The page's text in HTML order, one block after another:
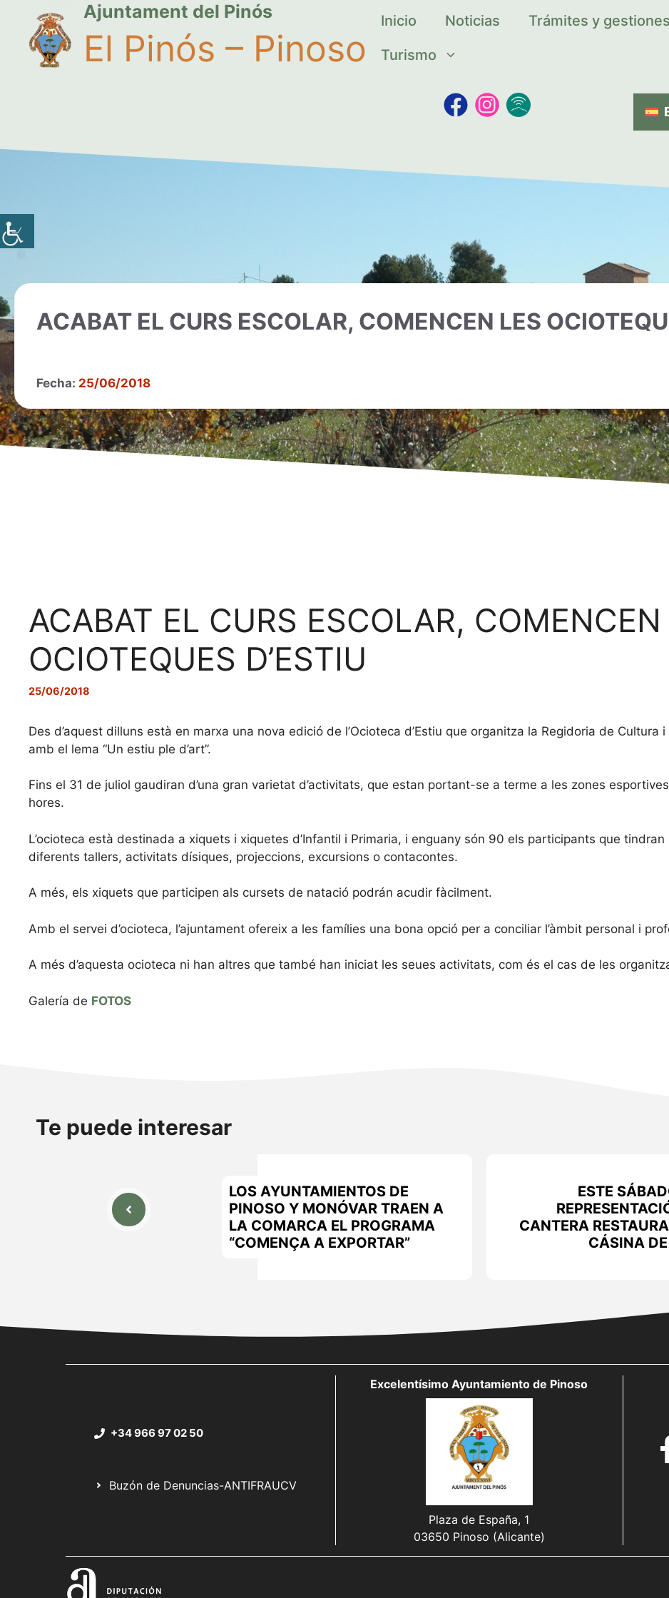
Ajuntament del Pinós
El Pinós – Pinoso
Inicio Noticias Trámites y gestiones
Turismo
ACABAT EL CURS ESCOLAR, COMENCEN LES
Fecha: 25/06/2018
ACABAT EL CURS ESCOLAR, COMENCEN
OCIOTEQUES D’ESTIU
25/06/2018
Des d’aquest dilluns està en marxa una nova edició de l’Ocioteca d’Estiu que organitza la Regidoria de
amb el lema “Un estiu ple d’art”.
Fins el 31 de juliol gaudiran d’una gran varietat d’activitats, que estan portant-se a terme a les zones
hores.
L’ocioteca està destinada a xiquets i xiquetes d’Infantil i Primaria, i enguany són 90 els participants que
diferents tallers, activitats dísiques, projeccions, excursions o contacontes.
A més, els xiquets que participen als cursets de natació podrán acudir fàcilment.
Amb el servei d’ocioteca, l’ajuntament ofereix a les famílies una bona opció per a conciliar l’àmbit personal i
A més d’aquesta ocioteca ni han altres que també han iniciat les seues activitats, com és el cas de les
Galería de FOTOS
Te puede interesar
LOS AYUNTAMIENTOS DE
PINOSO Y MONÓVAR TRAEN A
LA COMARCA EL PROGRAMA
“COMENÇA A EXPORTAR”
ESTE
CANTERA
CÁSINA
+34 966 97 02 50
Buzón de Denuncias-ANTIFRAUCV
Excelentísimo Ayuntamiento de Pinoso
Plaza de España, 1
03650 Pinoso (Alicante)